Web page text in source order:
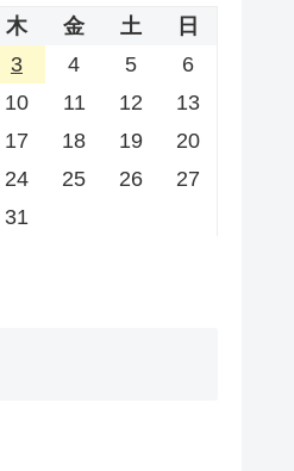
木 金 土
日
3 4 5
6
10 11 12
13
17 18 19
20
24 25 26
27
31